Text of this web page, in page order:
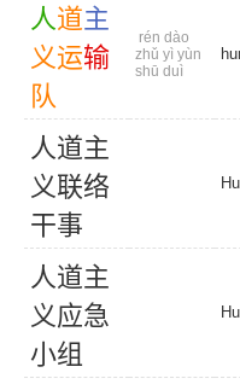
人道主
义运输
队
rén dào
zhǔ yì yùn
shū duì
人道主
义联络
干事
人道主
义应急
小组